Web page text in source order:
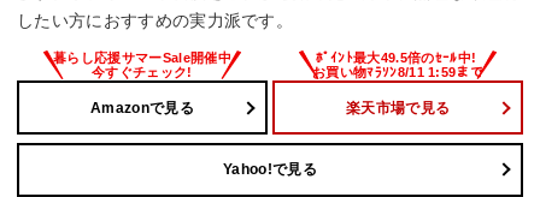
したい方におすすめの実力派です。
Amazonで見る 楽天市場で見る
Yahoo!で見る